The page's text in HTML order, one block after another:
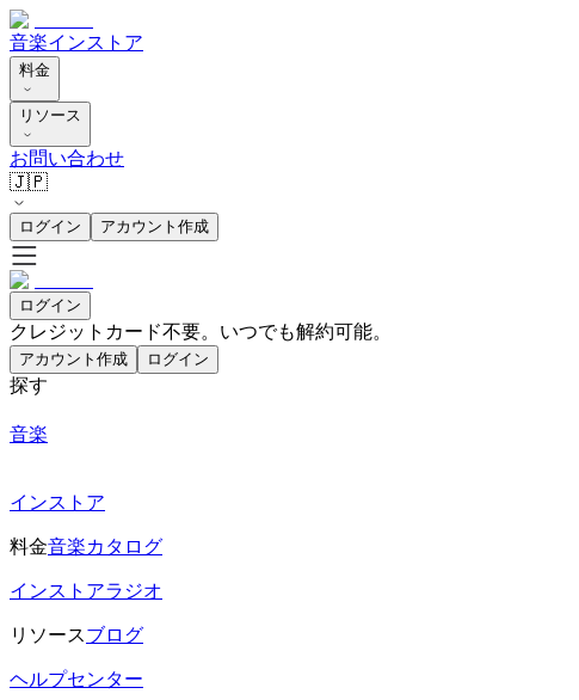
音楽インストア
料金
リソース
お問い合わせ
🇯🇵
ログイン アカウント作成
ログイン
クレジットカード不要。いつでも解約可能。
アカウント作成 ログイン
探す
音楽
インストア
料金音楽カタログ
インストアラジオ
リソースブログ
ヘルプセンター